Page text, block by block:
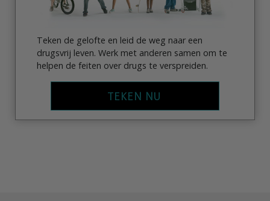
Teken de gelofte en leid de weg naar een
drugsvrij leven. Werk met anderen samen om te
helpen de feiten over drugs te verspreiden.
TEKEN NU